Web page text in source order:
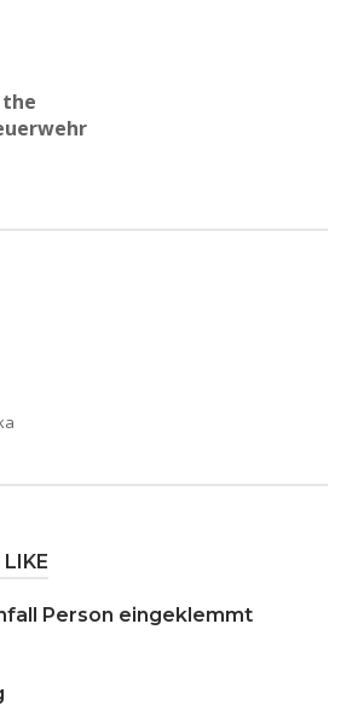
the
Person eingeklemmt